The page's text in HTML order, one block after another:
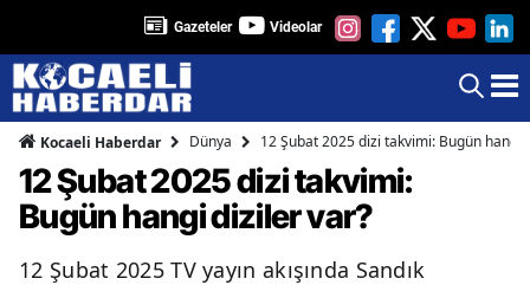
Gazeteler Videolar
Kocaeli Haberdar Dünya 12 Şubat 2025 dizi takvimi: Bugün hangi
12 Şubat 2025 dizi takvimi:
Bugün hangi diziler var?
12 Şubat 2025 TV yayın akışında Sandık